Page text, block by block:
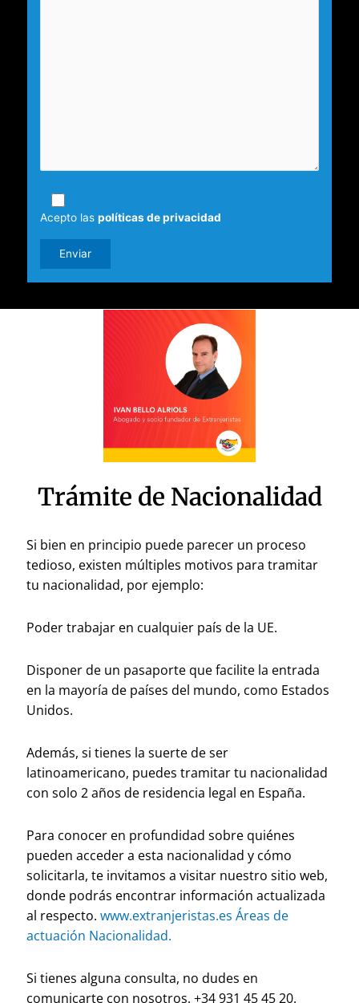
Acepto las políticas de privacidad
Trámite de Nacionalidad
Si bien en principio puede parecer un proceso
tedioso, existen múltiples motivos para tramitar
tu nacionalidad, por ejemplo:
Poder trabajar en cualquier país de la UE.
Disponer de un pasaporte que facilite la entrada
en la mayoría de países del mundo, como Estados
Unidos.
Además, si tienes la suerte de ser
latinoamericano, puedes tramitar tu nacionalidad
con solo 2 años de residencia legal en España.
Para conocer en profundidad sobre quiénes
pueden acceder a esta nacionalidad y cómo
solicitarla, te invitamos a visitar nuestro sitio web,
donde podrás encontrar información actualizada
al respecto. www.extranjeristas.es Áreas de
actuación Nacionalidad.
Si tienes alguna consulta, no dudes en
comunicarte con nosotros. +34 931 45 45 20.